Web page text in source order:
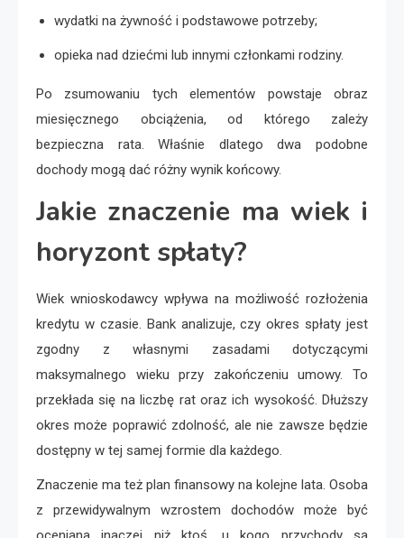
wydatki na żywność i podstawowe potrzeby;
opieka nad dziećmi lub innymi członkami rodziny.
Po zsumowaniu tych elementów powstaje obraz
miesięcznego obciążenia, od którego zależy
bezpieczna rata. Właśnie dlatego dwa podobne
dochody mogą dać różny wynik końcowy.
Jakie znaczenie ma wiek i
horyzont spłaty?
Wiek wnioskodawcy wpływa na możliwość rozłożenia
kredytu w czasie. Bank analizuje, czy okres spłaty jest
zgodny z własnymi zasadami dotyczącymi
maksymalnego wieku przy zakończeniu umowy. To
przekłada się na liczbę rat oraz ich wysokość. Dłuższy
okres może poprawić zdolność, ale nie zawsze będzie
dostępny w tej samej formie dla każdego.
Znaczenie ma też plan finansowy na kolejne lata. Osoba
z przewidywalnym wzrostem dochodów może być